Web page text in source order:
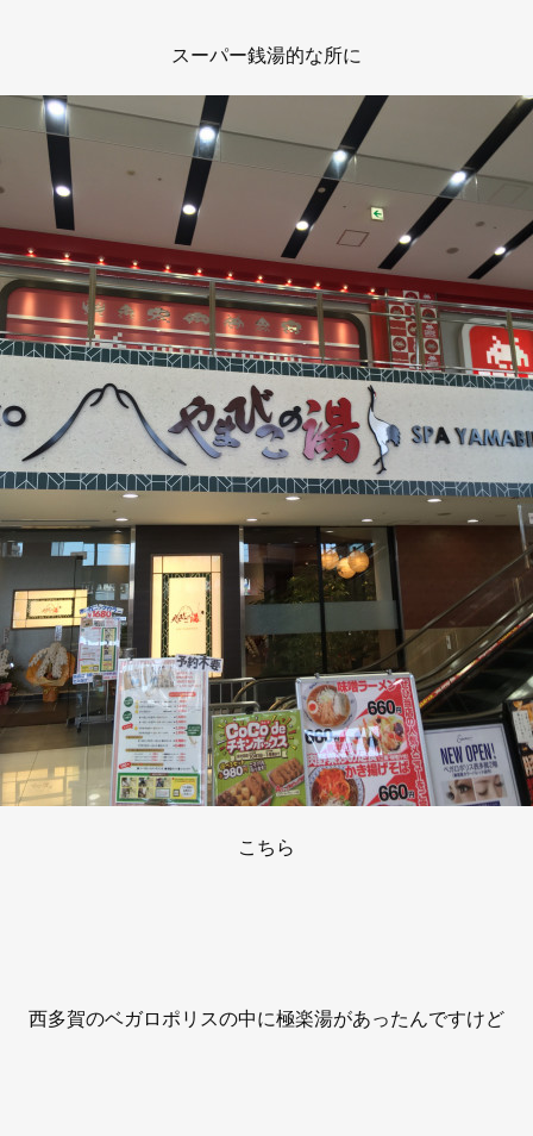
スーパー銭湯的な所に
こちら
西多賀のベガロポリスの中に極楽湯があったんですけど